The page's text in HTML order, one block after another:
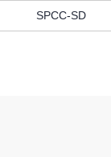
SPCC-SD